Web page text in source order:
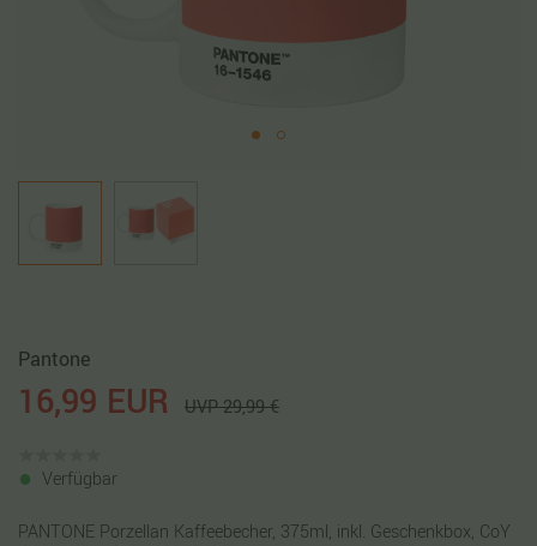
Pantone
16,99 EUR UVP 29,99 €
Verfügbar
PANTONE Porzellan Kaffeebecher, 375ml, inkl. Geschenkbox, CoY